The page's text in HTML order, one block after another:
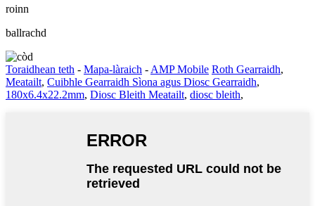
roinn
ballrachd
Toraidhean teth - Mapa-làraich - AMP Mobile Roth Gearraidh,
Meatailt, Cuibhle Gearraidh Sìona agus Diosc Gearraidh,
180x6.4x22.2mm, Diosc Bleith Meatailt, diosc bleith,